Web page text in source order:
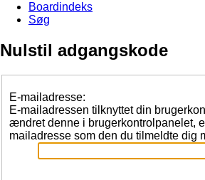
Boardindeks
Søg
Nulstil adgangskode
E-mailadresse:
E-mailadressen tilknyttet din
ændret denne i brugerkontrolpanelet,
mailadresse som den du tilmeldte dig